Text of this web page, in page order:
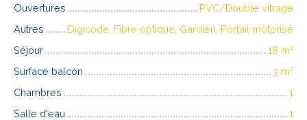
Ouvertures
PVC/Double vitrage
Autres
Digicode, Fibre optique, Gardien, Portail motorisé
Séjour
18 m²
Surface balcon
3 m²
Chambres
1
Salle d'eau
1